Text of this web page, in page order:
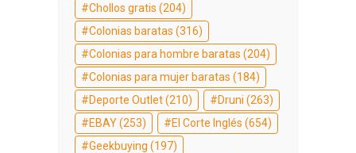
Chollos gratis (204)
Colonias baratas (316)
Colonias para hombre baratas (204)
Colonias para mujer baratas (184)
Deporte Outlet(210) Druni (263)
EBAY(253) El Corte Inglés (654)
Geekbuying (197)